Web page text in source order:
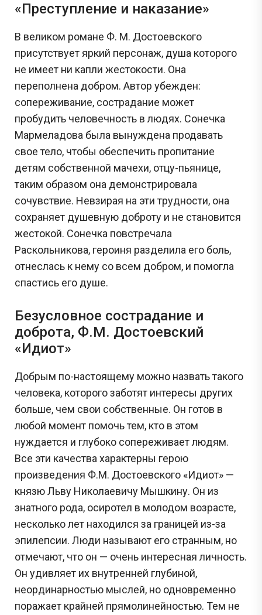
«Преступление и наказание»
В великом романе Ф. М. Достоевского
присутствует яркий персонаж, душа которого
не имеет ни капли жестокости. Она
переполнена добром. Автор убежден:
сопереживание, сострадание может
пробудить человечность в людях. Сонечка
Мармеладова была вынуждена продавать
свое тело, чтобы обеспечить пропитание
детям собственной мачехи, отцу-пьянице,
таким образом она демонстрировала
сочувствие. Невзирая на эти трудности, она
сохраняет душевную доброту и не становится
жестокой. Сонечка повстречала
Раскольникова, героиня разделила его боль,
отнеслась к нему со всем добром, и помогла
спастись его душе.
Безусловное сострадание и
доброта, Ф.М. Достоевский
«Идиот»
Добрым по-настоящему можно назвать такого
человека, которого заботят интересы других
больше, чем свои собственные. Он готов в
любой момент помочь тем, кто в этом
нуждается и глубоко сопереживает людям.
Все эти качества характерны герою
произведения Ф.М. Достоевского «Идиот» —
князю Льву Николаевичу Мышкину. Он из
знатного рода, осиротел в молодом возрасте,
несколько лет находился за границей из-за
эпилепсии. Люди называют его странным, но
отмечают, что он — очень интересная личность.
Он удивляет их внутренней глубиной,
неординарностью мыслей, но одновременно
поражает крайней прямолинейностью. Тем не